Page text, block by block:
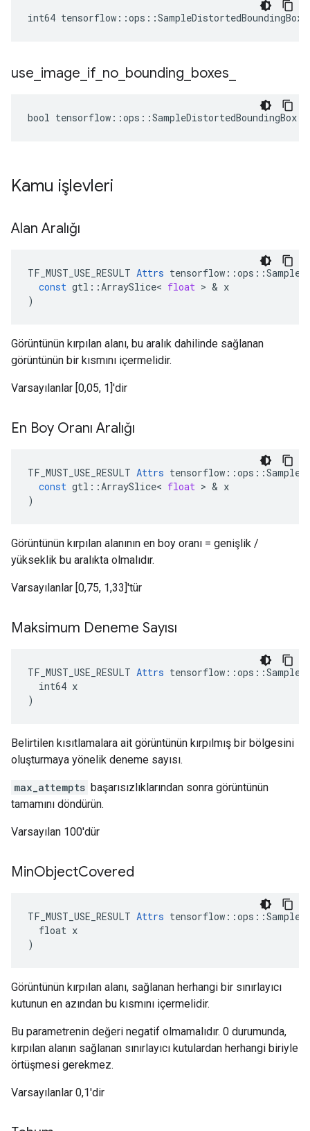
int64
use image if no bounding boxes
bool
Kamu işlevleri
Alan Aralığı
TF_MUST_USE_RESULT Attrs tensorflow ::ops ::
const gtl ::ArraySlice< float > & x
)
Görüntünün kırpılan alanı, bu aralık dahilinde sağlanan
görüntünün bir kısmını içermelidir.
Varsayılanlar [0,05, 1]'dir
En Boy Oranı Aralığı
TF_MUST_USE_RESULT Attrs tensorflow ::ops ::
const gtl ::ArraySlice< float > & x
)
Görüntünün kırpılan alanının en boy oranı = genişlik /
yükseklik bu aralıkta olmalıdır.
Varsayılanlar [0,75, 1,33]'tür
Maksimum Deneme Sayısı
TF_MUST_USE_RESULT Attrs
  int64 x
)
Belirtilen kısıtlamalara ait görüntünün kırpılmış bir bölgesini
oluşturmaya yönelik deneme sayısı.
max_attempts başarısızlıklarından sonra görüntünün
tamamını döndürün.
Varsayılan 100'dür
MinObjectCovered
TF_MUST_USE_RESULT Attrs
  float x
)
Görüntünün kırpılan alanı, sağlanan herhangi bir sınırlayıcı
kutunun en azından bu kısmını içermelidir.
Bu parametrenin değeri negatif olmamalıdır. 0 durumunda,
kırpılan alanın sağlanan sınırlayıcı kutulardan herhangi biriyle
örtüşmesi gerekmez.
Varsayılanlar 0,1'dir